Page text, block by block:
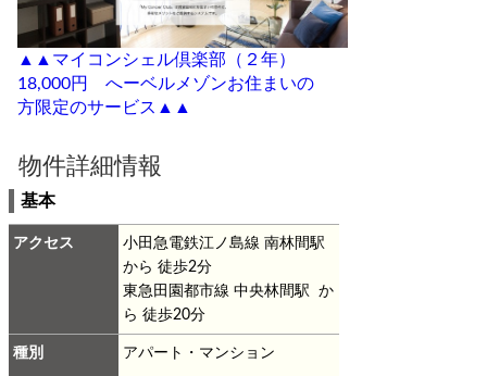
▲▲マイコンシェル倶楽部（２年）
18,000円 へーベルメゾンお住まいの
方限定のサービス▲▲
物件詳細情報
基本
アクセス
小田急電鉄江ノ島線 南林間駅
から 徒歩2分
東急田園都市線 中央林間駅 か
ら 徒歩20分
種別 アパート・マンション